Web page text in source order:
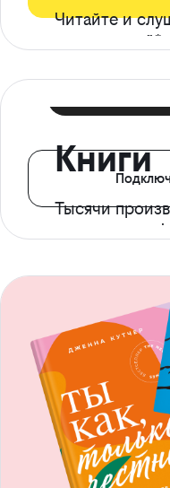
Читайте и
ограничений*
Книги
Тысячи
с доступом